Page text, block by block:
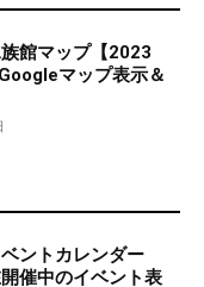
族館マップ【2023
マップ表示＆
ベントカレンダー
開催中のイベント表